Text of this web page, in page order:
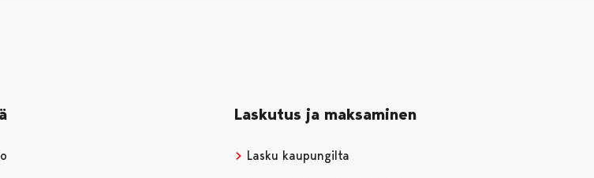
Laskutus ja maksaminen
Lasku kaupungilta